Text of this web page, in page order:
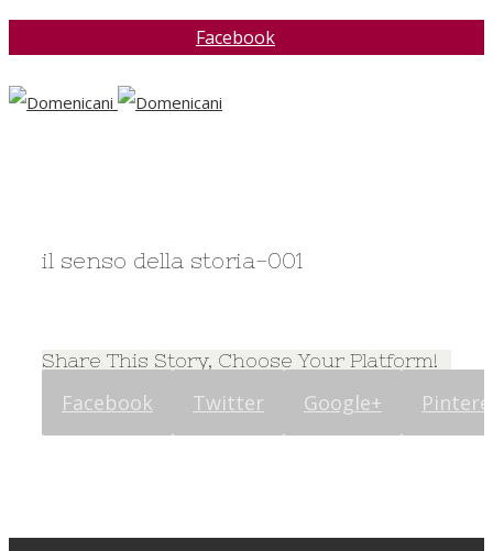
Facebook
il senso della storia-001
Share This Story, Choose Your Platform!
Facebook Twitter Google+